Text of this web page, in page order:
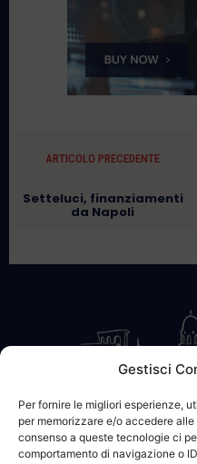
Gestisci
Per fornire le migliori esperienze,
per memorizzare e/o accedere
consenso a queste tecnologie ci
comportamento di navigazione o
ARTICOLO PRECEDENTE
Setteluci, finanziamenti
da Napoli
CONTATTACI